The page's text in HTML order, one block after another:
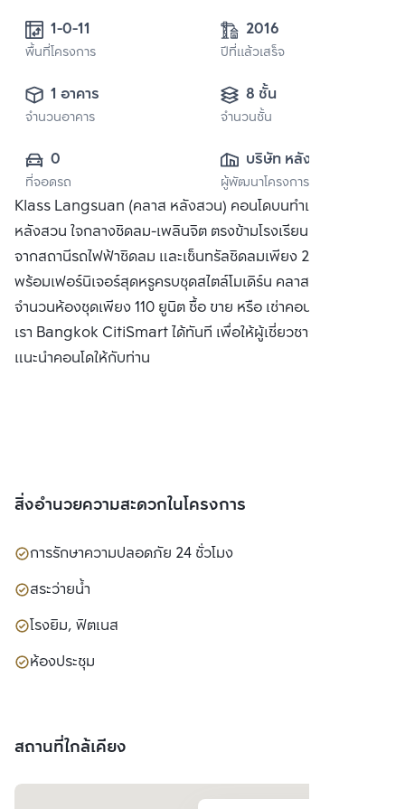
พื้นที่โครงการ
2016
ปีที่แล้วเสร็จ
1 อาคาร
จำนวนอาคาร
8 ชั้น
จำนวนชั้น
0
ที่จอดรถ
บริษัท หลังสวน แอ
สเซส จำกัด
ผู้พัฒนาโครงการ
Klass Langsuan (คลาส หลังสวน) คอนโดบนทำเลที่ดีที่สุดของ
หลังสวน ใจกลางชิดลม-เพลินจิต ตรงข้ามโรงเรียนมาแตร์ ห่าง
จากสถานีรถไฟฟ้าชิดลม และเซ็นทรัลชิดลมเพียง 200 เมตร
พร้อมเฟอร์นิเจอร์สุดหรูครบชุดสไตล์โมเดิร์น คลาสสิค ด้วย
จำนวนห้องชุดเพียง 110 ยูนิต ซื้อ ขาย หรือ เช่าคอนโด ติดต่อหา
เรา Bangkok CitiSmart ได้ทันที เพื่อให้ผู้เชี่ยวชาญของเราได้
แนะนำคอนโดให้กับท่าน
สิ่งอำนวยความสะดวกในโครงการ
การรักษาความปลอดภัย 24 ชั่วโมง
สระว่ายน้ำ
โรงยิม, ฟิตเนส
ห้องประชุม
สถานที่ใกล้เคียง